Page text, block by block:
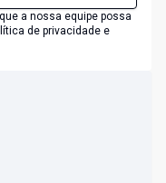
a nossa equipe possa
de privacidade e